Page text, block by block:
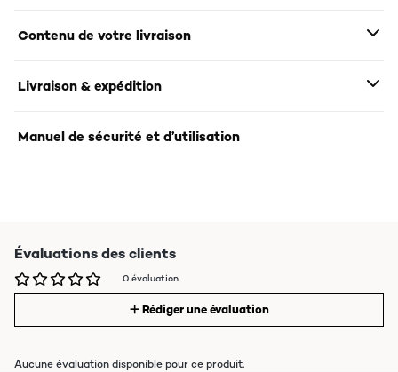
Contenu de votre livraison
Livraison & expédition
Manuel de sécurité et d’utilisation
Évaluations des clients
0 évaluation
Rédiger une évaluation
Aucune évaluation disponible pour ce produit.